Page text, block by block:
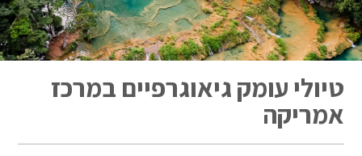
טיולי עומק גיאוגרפיים במרכז
אמריקה